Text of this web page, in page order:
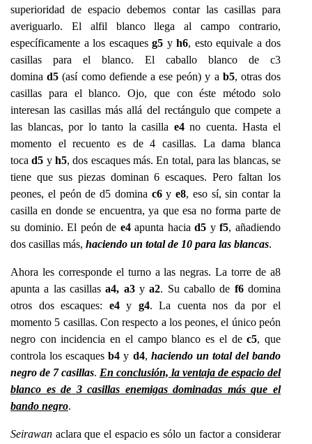
superioridad de espacio debemos contar las casillas para
averiguarlo. El alfil blanco llega al campo contrario,
específicamente a los escaques g5 y h6, esto equivale a dos
casillas para el blanco. El caballo blanco de c3
dominad5 (así como defiende a ese peón) y a b5, otras dos
casillas para el blanco. Ojo, que con éste método solo
interesan las casillas más allá del rectángulo que compete a
las blancas, por lo tanto la casilla e4no cuenta. Hasta el
momento el recuento es de 4 casillas. La dama blanca
tocad5 yh5, dos escaques más. En total, para las blancas, se
tiene que sus piezas dominan 6 escaques. Pero faltan los
peones, el peón de d5 domina c6ye8, eso sí, sin contar la
casilla en donde se encuentra, ya que esa no forma parte de
su dominio. El peón de e4apunta haciad5 yf5, añadiendo
dos casillas más, haciendo un total de 10 para las blancas.
Ahora les corresponde el turno a las negras. La torre de a8
apunta a las casillasa4, a3y a2. Su caballo de f6domina
otros dos escaques: e4y g4. La cuenta nos da por el
momento 5 casillas. Con respecto a los peones, el único peón
negro con incidencia en el campo blanco es el dec5, que
controla los escaquesb4 y d4, haciendo un total del bando
negro de 7 casillas. En conclusión, la ventaja de espacio del
blanco es de 3 casillas enemigas dominadas más que el
bando negro.
Seirawan aclara que el espacio es sólo un factor a considerar